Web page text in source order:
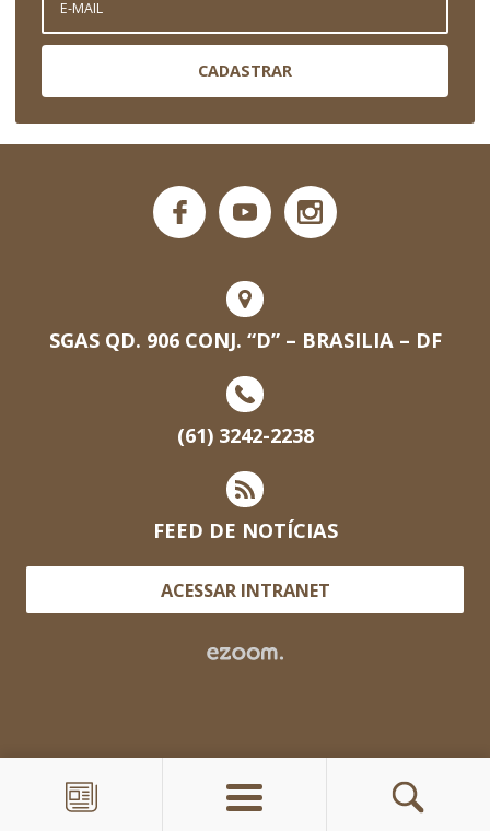
CADASTRAR
SGAS QD. 906 CONJ. “D” – BRASILIA – DF
(61) 3242-2238
FEED DE NOTÍCIAS
ACESSAR INTRANET